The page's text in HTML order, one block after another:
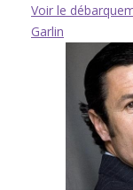
Voir le
Garlin